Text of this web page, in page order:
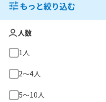
もっと絞り込む
人数
1人
2〜4人
5〜10人